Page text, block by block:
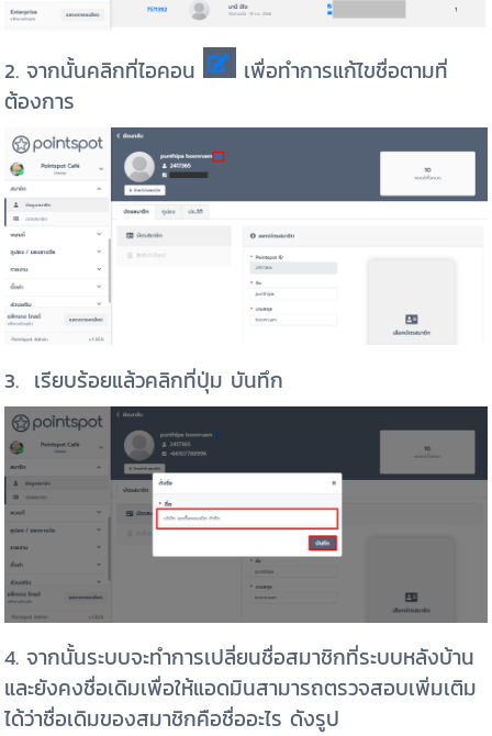
2. จากนั้นคลิกที่ไอคอน
เพื่อทำการแก้ไขชื่อตามที่
ต้องการ
3. เรียบร้อยแล้วคลิกที่ปุ่ม บันทึก
4. จากนั้นระบบจะทำการเปลี่ยนชื่อสมาชิกที่ระบบหลังบ้าน
และยังคงชื่อเดิมเพื่อให้แอดมินสามารถตรวจสอบเพิ่มเติม
ได้ว่าชื่อเดิมของสมาชิกคือชื่ออะไร ดังรูป